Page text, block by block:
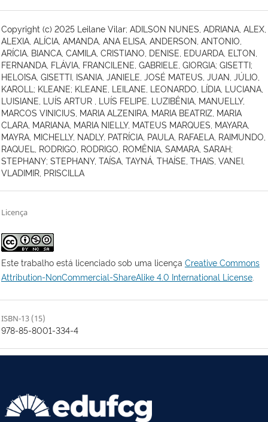
Copyright (c) 2025 Leilane Vilar; ADILSON NUNES, ADRIANA, ALEX,
ALEXIA, ALÍCIA, AMANDA, ANA ELISA, ANDERSON, ANTONIO,
ARÍCIA, BIANCA, CAMILA, CRISTIANO, DENISE, EDUARDA, ELTON,
FERNANDA, FLÁVIA, FRANCILENE, GABRIELE, GIORGIA; GISETTI;
HELO´ISA, GISETTI, ISANIA, JANIELE, JOSÉ MATEUS, JUAN, JÚLIO,
KAROLL; KLEANE; KLEANE, LEILANE, LEONARDO, LÍDIA, LUCIANA,
LUISIANE, LUÍS ARTUR , LUÍS FELIPE, LUZIBÊNIA, MANUELLY,
MARCOS VINICIUS, MARIA ALZENIRA, MARIA BEATRIZ, MARIA
CLARA, MARIANA, MARIA NIELLY, MATEUS MARQUES, MAYARA,
MAYRA, MICHELLY, NADLY, PATRÍCIA, PAULA, RAFAELA, RAIMUNDO,
RAQUEL, RODRIGO, RODRIGO, ROMÊNIA, SAMARA, SARAH;
STEPHANY; STEPHANY, TAÍSA, TAYNÁ, THAÍSE, THAIS, VANEI,
VLADIMIR, PRISCILLA
Licença
Este trabalho está licenciado sob uma licença Creative Commons
Attribution-NonCommercial-ShareAlike 4.0 International License.
ISBN-13 (15)
978-85-8001-334-4